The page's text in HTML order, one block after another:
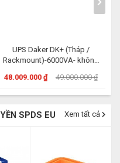
UPS Daker DK+ (Tháp /
Rackmount)-6000VA- không
48.009.000 ₫ 49.000.000 ₫
SPDS EU Xem tất cả